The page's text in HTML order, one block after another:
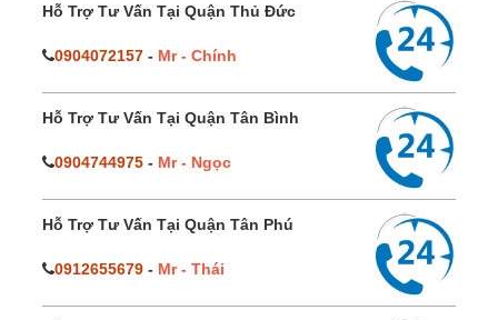
Hỗ Trợ Tư Vấn Tại Quận Thủ Đức
0904072157 - Mr - Chính
Hỗ Trợ Tư Vấn Tại Quận Tân Bình
0904744975 - Mr - Ngọc
Hỗ Trợ Tư Vấn Tại Quận Tân Phú
0912655679 - Mr - Thái